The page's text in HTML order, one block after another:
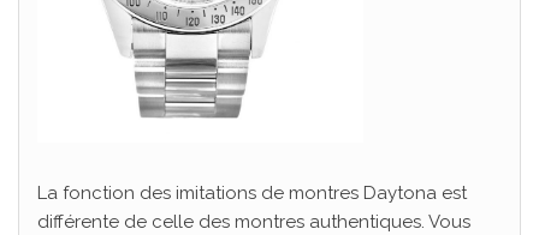
La fonction des imitations de montres Daytona est
différente de celle des montres authentiques. Vous